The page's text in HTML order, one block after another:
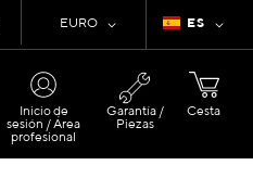
Lenguaje
ES
Moneda
EURO
Cesta
Inicio de
sesión / Área
profesional
Garantía /
Piezas